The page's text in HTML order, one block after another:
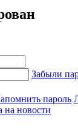
Забыли
пароль
на новости